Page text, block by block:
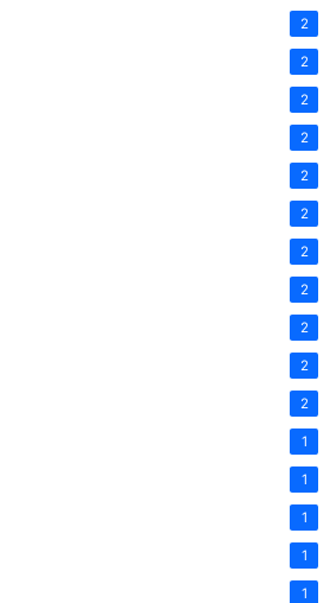
2
2
2
2
2
2
2
2
2
2
2
1
1
1
1
1